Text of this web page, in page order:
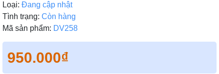
Loại: Đang cập nhật
Tình trạng: Còn hàng
Mã sản phẩm: DV258
950.000₫